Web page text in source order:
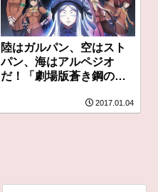
陸はガルパン、空はスト
パン、海はアルペジオ
だ！「劇場版蒼き鋼のア
Cadenza」レビュー2017.01.04